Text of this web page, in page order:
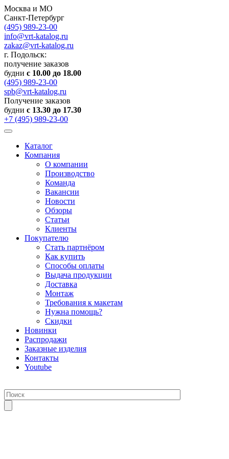
Москва и МО
Санкт-Петербург
(495) 989-23-00
info@vrt-katalog.ru
zakaz@vrt-katalog.ru
г. Подольск:
получение заказов
будни с 10.00 до 18.00
(495) 989-23-00
spb@vrt-katalog.ru
Получение заказов
будни с 13.30 до 17.30
+7 (495) 989-23-00
Каталог
Компания
О компании
Производство
Команда
Вакансии
Новости
Обзоры
Статьи
Клиенты
Покупателю
Стать партнёром
Как купить
Способы оплаты
Выдача продукции
Доставка
Монтаж
Требования к макетам
Нужна помощь?
Скидки
Новинки
Распродажи
Заказные изделия
Контакты
Youtube